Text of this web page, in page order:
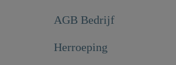
AGB Bedrijf
Herroeping